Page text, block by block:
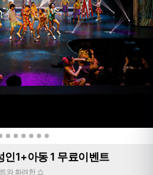
인1+아동 1 무료이벤트
와 화려한 쇼